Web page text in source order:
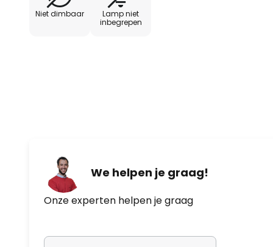
Niet dimbaar
Lamp niet
inbegrepen
We helpen je graag!
Onze experten helpen je graag